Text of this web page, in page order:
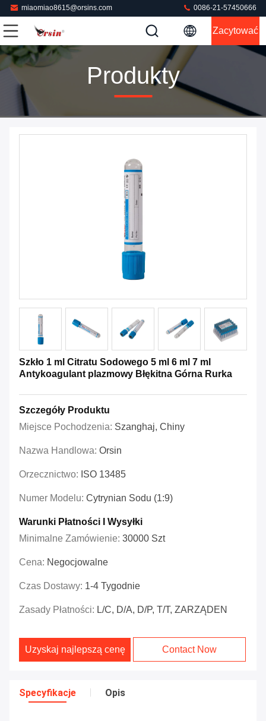
miaomiao8615@orsins.com 0086-21-57450666
Zacytować
Produkty
Szkło 1 ml Citratu Sodowego 5 ml 6 ml 7 ml
Antykoagulant plazmowy Błękitna Górna Rurka
Szczegóły Produktu
Miejsce Pochodzenia: Szanghaj, Chiny
Nazwa Handlowa: Orsin
Orzecznictwo: ISO 13485
Numer Modelu: Cytrynian Sodu (1:9)
Warunki Płatności I Wysyłki
Minimalne Zamówienie: 30000 Szt
Cena: Negocjowalne
Czas Dostawy: 1-4 Tygodnie
Zasady Płatności: L/C, D/A, D/P, T/T, ZARZĄDEN
Uzyskaj najlepszą cenę Contact Now
Specyfikacje Opis